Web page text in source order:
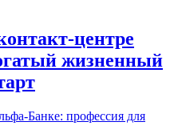
центре
жизненный